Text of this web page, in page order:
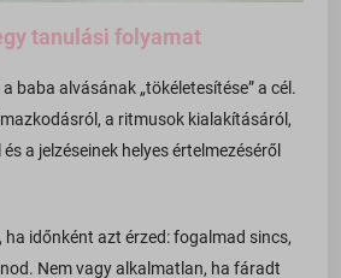
tanulási folyamat
baba alvásának „tökéletesítése” a cél.
a ritmusok kialakításáról,
a jelzéseinek helyes értelmezéséről
ha időnként azt érzed: fogalmad sincs,
Nem vagy alkalmatlan, ha fáradt